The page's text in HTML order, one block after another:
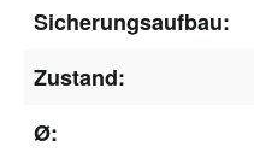
Sicherungsaufbau:
Zustand:
Ø: